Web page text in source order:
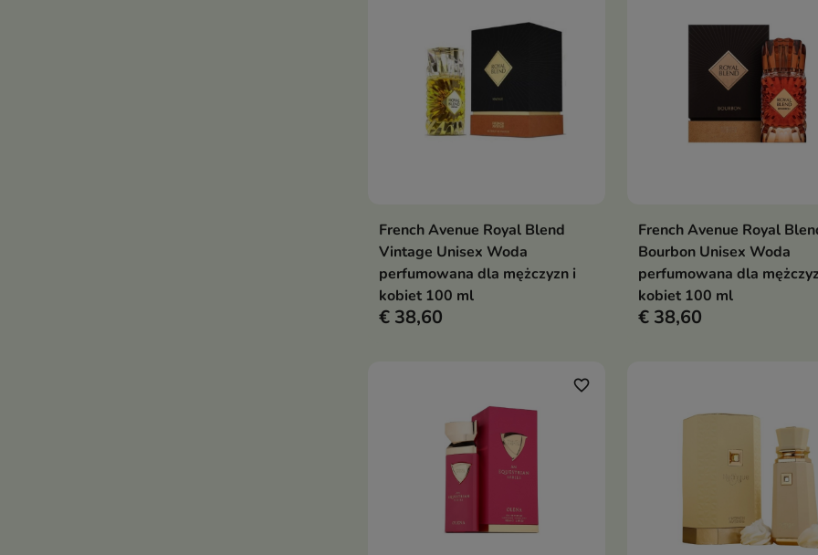
In winkelwagen
French Avenue Royal Blend
Vintage Unisex Woda
perfumowana dla mężczyzn i
kobiet 100 ml
€ 38,60
In
French Avenue Royal
Bourbon Unisex Woda
perfumowana dla
kobiet 100 ml
€ 38,60
favorite_border